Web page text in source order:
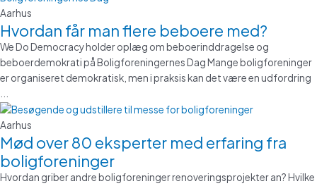
Aarhus
Hvordan får man flere beboere med?
We Do Democracy holder oplæg om beboerinddragelse og
beboerdemokrati på Boligforeningernes Dag Mange boligforeninger
er organiseret demokratisk, men i praksis kan det være en udfordring
Aarhus
Mød over 80 eksperter med erfaring fra
boligforeninger
Hvordan griber andre boligforeninger renoveringsprojekter an? Hvilke